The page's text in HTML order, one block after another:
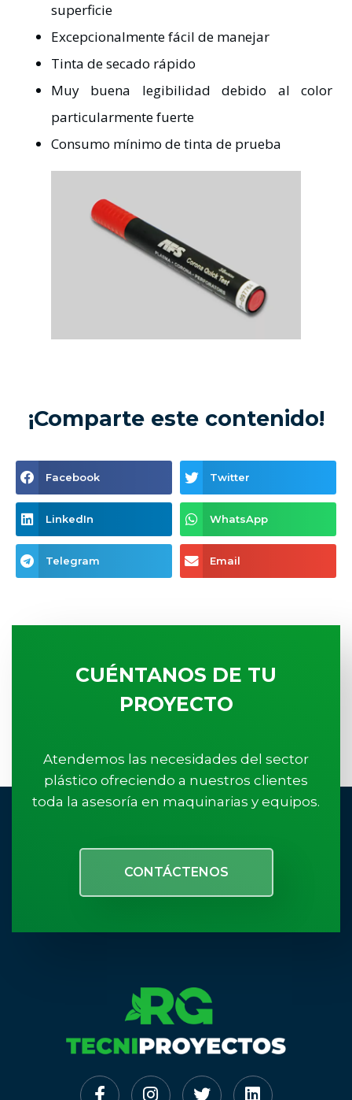
superficie
Excepcionalmente fácil de manejar
Tinta de secado rápido
Muy buena legibilidad debido al color
particularmente fuerte
Consumo mínimo de tinta de prueba
¡Comparte este contenido!
Facebook Twitter
LinkedIn WhatsApp
Telegram Email
CUÉNTANOS DE TU
PROYECTO
Atendemos las necesidades del sector
plástico ofreciendo a nuestros clientes
toda la asesoría en maquinarias y equipos.
CONTÁCTENOS